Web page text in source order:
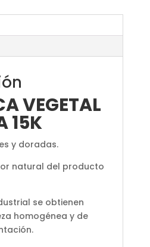
VEGETAL
15K
y doradas.
natural del producto
se obtienen
homogénea y de